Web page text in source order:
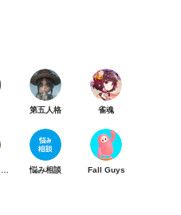
第五人格 雀魂
悩み相談 Fall Guys